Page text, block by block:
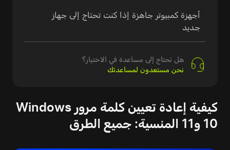
أجهزة كمبيوتر جاهزة إذا كنت تحتاج إلى جهاز
جديد
هل تحتاج إلى مساعدة في الاختيار؟
نحن مستعدون لمساعدتك
كيفية إعادة تعيين كلمة مرور Windows
10 و11 المنسية: جميع الطرق